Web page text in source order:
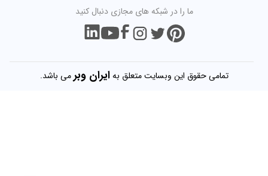
ما را در شبکه های مجازی دنبال کنید
تمامی حقوق این وبسایت متعلق بهایرانوبرمی باشد.